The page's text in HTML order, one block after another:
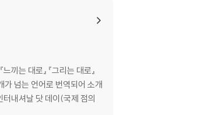
끼는 대로』 『그리는 대로』
가 넘는 언어로 번역되어 소개